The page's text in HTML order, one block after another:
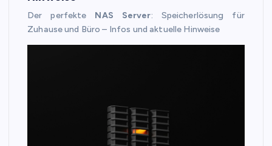
Der perfekte NAS Server: Speicherlösung für
Zuhause und Büro – Infos und aktuelle Hinweise